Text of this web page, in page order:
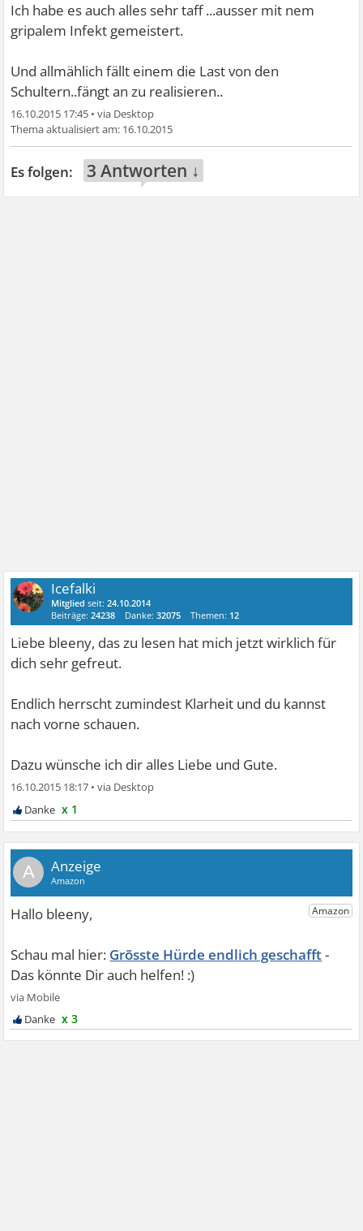
Ich habe es auch alles sehr taff ...ausser mit nem
gripalem Infekt gemeistert.
Und allmählich fällt einem die Last von den
Schultern..fängt an zu realisieren..
16.10.2015 17:45 •
16.10.2015
3 Antworten ↓
Icefalki
Mitglied seit:24.10.2014
Beiträge:24238 Danke:32075 Themen: 12
Liebe bleeny, das zu lesen hat mich jetzt wirklich für
dich sehr gefreut.
Endlich herrscht zumindest Klarheit und du kannst
nach vorne schauen.
Dazu wünsche ich dir alles Liebe und Gute.
16.10.2015 18:17 •
x 1
A
Grõsste Hürde endlich geschafft
x 3